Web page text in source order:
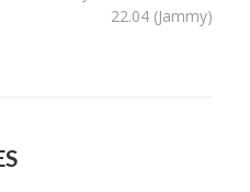
22.04 (Jammy)